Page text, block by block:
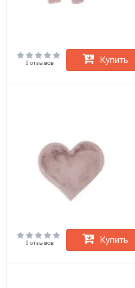
0 отзывов Купить
0 отзывов Купить